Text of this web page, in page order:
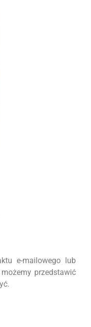
e-mailowego lub
przedstawić